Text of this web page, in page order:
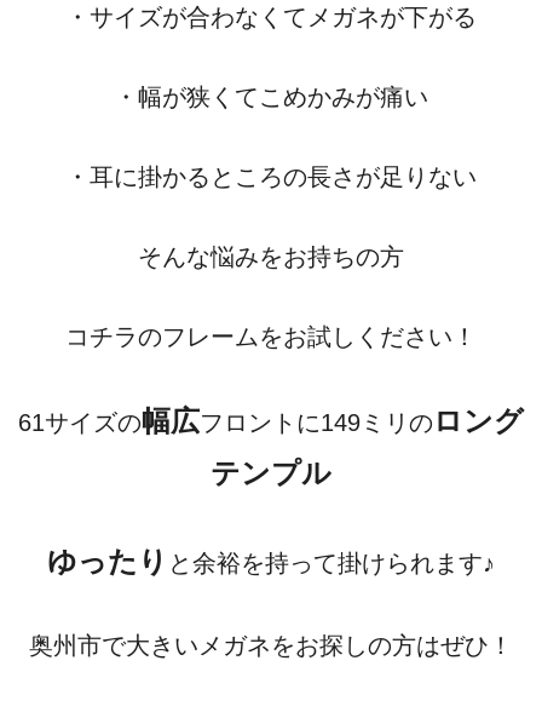
・サイズが合わなくてメガネが下がる
・幅が狭くてこめかみが痛い
・耳に掛かるところの長さが足りない
そんな悩みをお持ちの方
コチラのフレームをお試しください！
61サイズの幅広フロントに149ミリの ロング
テンプル
ゆったり と余裕を持って掛けられます♪
奥州市で大きいメガネをお探しの方はぜひ！